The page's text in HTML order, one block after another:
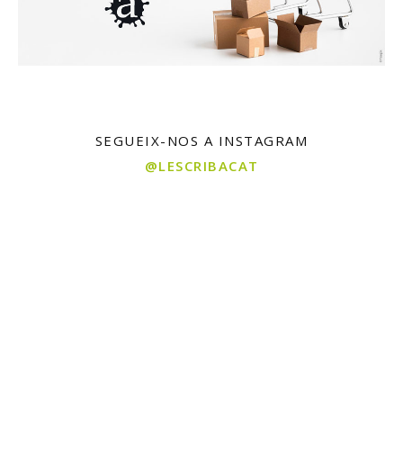
SEGUEIX-NOS A INSTAGRAM
@LESCRIBACAT